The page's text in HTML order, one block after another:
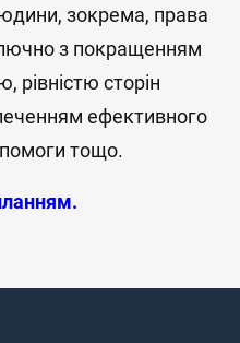
зокрема, права
з покращенням
рівністю сторін
ефективного
тощо.